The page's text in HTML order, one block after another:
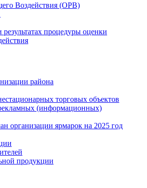
Воздействия (ОРВ)
процедуры оценки
района
торговых объектов
(информационных)
организации ярмарок на 2025 год
продукции